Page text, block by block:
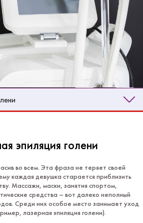
эпиляция голени
во всем. Эта фраза не теряет своей
каждая девушка старается приблизить
Массажи, маски, занятия спортом,
средства – вот далеко неполный
Среди них особое место занимает уход
лазерная эпиляция голени).